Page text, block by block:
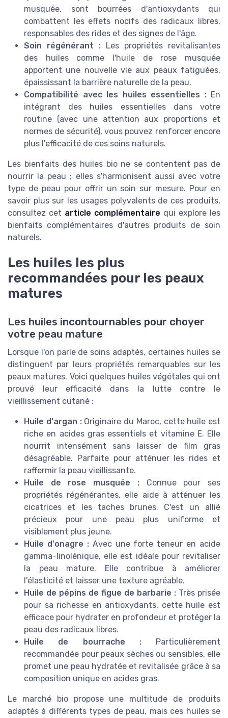
musquée, sont bourrées d'antioxydants qui
combattent les effets nocifs des radicaux libres,
responsables des rides et des signes de l'âge.
Soin régénérant : Les propriétés revitalisantes
des huiles comme l'huile de rose musquée
apportent une nouvelle vie aux peaux fatiguées,
épaississant la barrière naturelle de la peau.
Compatibilité avec les huiles essentielles :En
intégrant des huiles essentielles dans votre
routine (avec une attention aux proportions et
normes de sécurité), vous pouvez renforcer encore
plus l'efficacité de ces soins naturels.
Les bienfaits des huiles bio ne se contentent pas de
nourrir la peau ; elles s'harmonisent aussi avec votre
type de peau pour offrir un soin sur mesure. Pour en
savoir plus sur les usages polyvalents de ces produits,
consultez cet article complémentaire qui explore les
bienfaits complémentaires d'autres produits de soin
naturels.
Les huiles les plus
recommandées pour les peaux
matures
Les huiles incontournables pour choyer
votre peau mature
Lorsque l'on parle de soins adaptés, certaines huiles se
distinguent par leurs propriétés remarquables sur les
peaux matures. Voici quelques huiles végétales qui ont
prouvé leur efficacité dans la lutte contre le
vieillissement cutané :
Huile d'argan :Originaire du Maroc, cette huile est
riche en acides gras essentiels et vitamine E. Elle
nourrit intensément sans laisser de film gras
désagréable. Parfaite pour atténuer les rides et
raffermir la peau vieillissante.
Huile de rose musquée :Connue pour ses
propriétés régénérantes, elle aide à atténuer les
cicatrices et les taches brunes. C'est un allié
précieux pour une peau plus uniforme et
visiblement plus jeune.
Huile d'onagre :Avec une forte teneur en acide
gamma-linolénique, elle est idéale pour revitaliser
la peau mature. Elle contribue à améliorer
l'élasticité et laisser une texture agréable.
Huile de pépins de figue de barbarie : Très prisée
pour sa richesse en antioxydants, cette huile est
efficace pour hydrater en profondeur et protéger la
peau des radicaux libres.
Huile de bourrache :Particulièrement
recommandée pour peaux sèches ou sensibles, elle
promet une peau hydratée et revitalisée grâce à sa
composition unique en acides gras.
Le marché bio propose une multitude de produits
adaptés à différents types de peau, mais ces huiles se